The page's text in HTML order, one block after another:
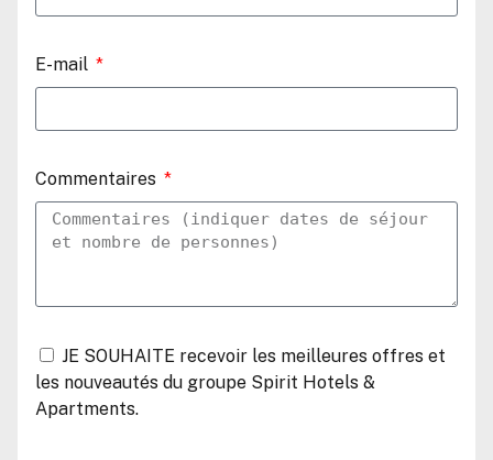
E-mail
Commentaires
JE SOUHAITE recevoir les meilleures offres et
les nouveautés du groupe Spirit Hotels &
Apartments.